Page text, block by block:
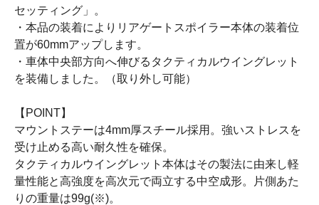
セッティング」。
・本品の装着によりリアゲートスポイラー本体の装着位
置が60mmアップします。
・車体中央部方向へ伸びるタクティカルウイングレット
を装備しました。（取り外し可能）
【POINT】
マウントステーは4mm厚スチール採用。強いストレスを
受け止める高い耐久性を確保。
タクティカルウイングレット本体はその製法に由来し軽
量性能と高強度を高次元で両立する中空成形。片側あた
りの重量は99g(※)。